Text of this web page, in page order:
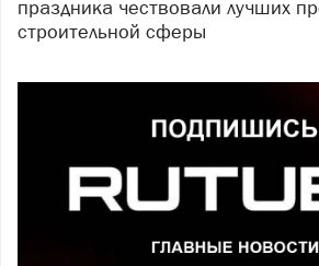
праздника чествовали лучших
строительной сферы